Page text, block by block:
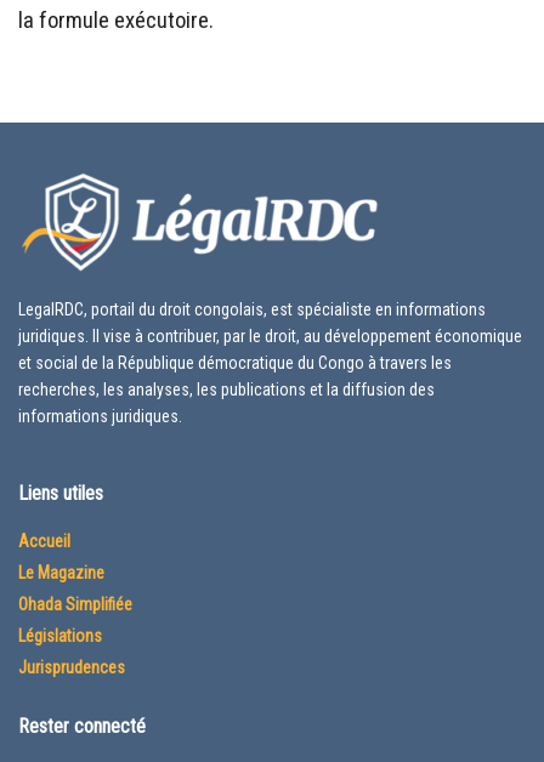
la formule exécutoire.
LegalRDC, portail du droit congolais, est spécialiste en informations
juridiques. Il vise à contribuer, par le droit, au développement économique
et social de la République démocratique du Congo à travers les
recherches, les analyses, les publications et la diffusion des
informations juridiques.
Liens utiles
Accueil
Le Magazine
Ohada Simplifiée
Législations
Jurisprudences
Rester connecté